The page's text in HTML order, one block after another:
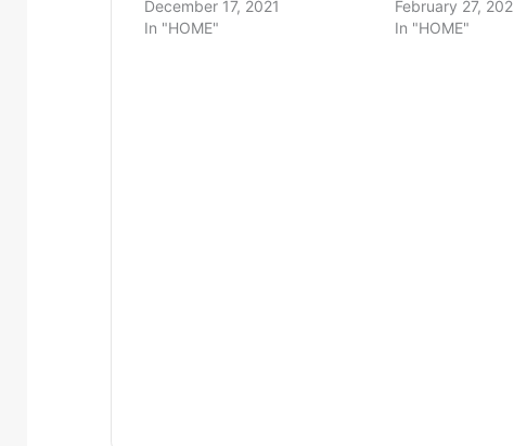
December 17, 2021
In "HOME"
February 27,
In "HOME"